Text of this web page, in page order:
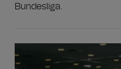
Bundesliga.